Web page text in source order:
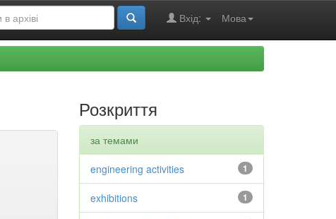
Мова
Вхід:
Розкриття
за темами
1
engineering activities
1
exhibitions